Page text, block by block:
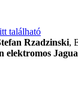
található
Rzadzinski,
elektromos